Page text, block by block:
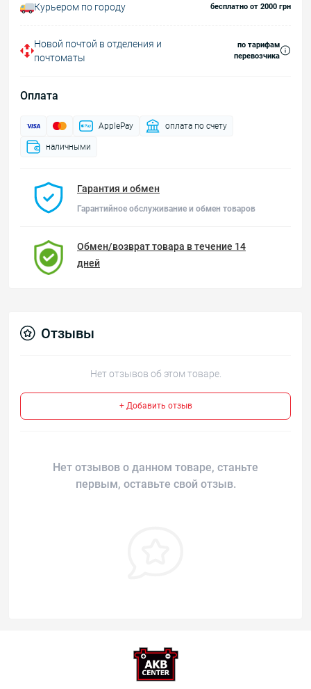
Курьером по городу бесплатно от 2000 грн
Новой почтой в отделения и
почтоматы
по тарифам
перевозчика
Оплата
ApplePay оплата по счету
наличными
Гарантия и обмен
Гарантийное обслуживание и обмен товаров
Обмен/возврат товара в течение 14
дней
Отзывы
Нет отзывов об этом товаре.
+ Добавить отзыв
Нет отзывов о данном товаре, станьте
первым, оставьте свой отзыв.